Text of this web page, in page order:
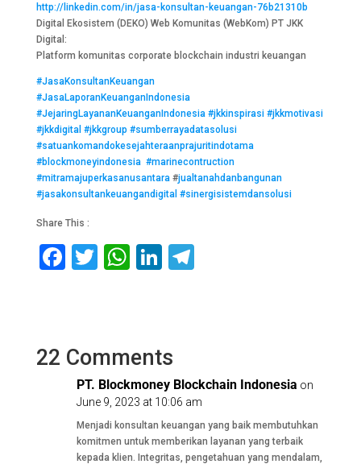
http://linkedin.com/in/jasa-konsultan-keuangan-76b21310b
Digital Ekosistem (DEKO) Web Komunitas (WebKom) PT JKK
Digital:
Platform komunitas corporate blockchain industri keuangan
#JasaKonsultanKeuangan
#JasaLaporanKeuanganIndonesia
#JejaringLayananKeuanganIndonesia #jkkinspirasi #jkkmotivasi
#jkkdigital #jkkgroup #sumberrayadatasolusi
#satuankomandokesejahteraanprajuritindotama
#blockmoneyindonesia #marinecontruction
#mitramajuperkasanusantara#jualtanahdanbangunan
#jasakonsultankeuangandigital #sinergisistemdansolusi
Share This :
F
b
o
o
k
T W
A
p
p
Li
dI
n
T
m
22 Comments
PT. Blockmoney Blockchain Indonesia on
June 9, 2023 at 10:06 am
Menjadi konsultan keuangan yang baik membutuhkan
komitmen untuk memberikan layanan yang terbaik
kepada klien. Integritas, pengetahuan yang mendalam,